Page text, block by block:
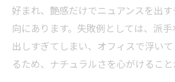
好まれ、艶感だけでニュアンスを出
向にあります。失敗例としては、派
出しすぎてしまい、オフィスで浮い
るため、ナチュラルさを心がけること